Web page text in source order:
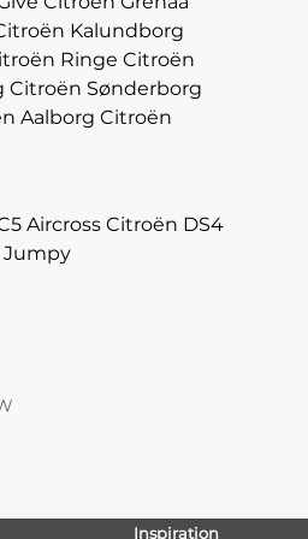
Kalundborg
Ringe Citroën
Citroën Sønderborg
Aalborg Citroën
Aircross Citroën DS4
Jumpy
Inspiration